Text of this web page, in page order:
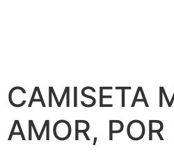
CAMISETA
AMOR, POR